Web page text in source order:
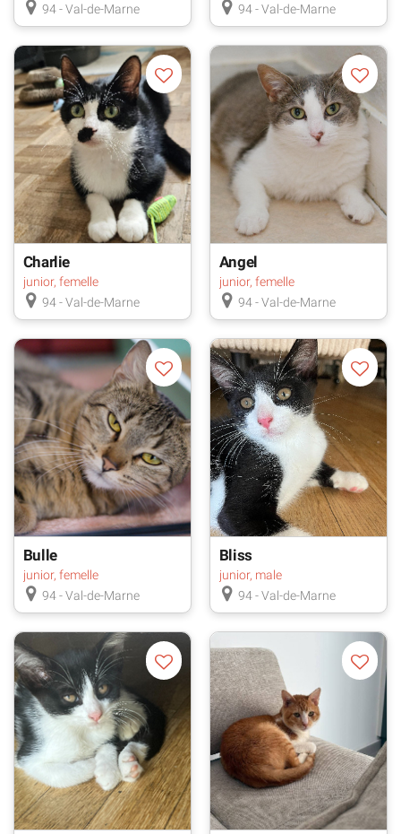
94 - Val-de-Marne
94 - Val-de-Marne
Charlie
junior, femelle
94 - Val-de-Marne
Angel
junior, femelle
94 - Val-de-Marne
Bulle
junior, femelle
94 - Val-de-Marne
Bliss
junior, male
94 - Val-de-Marne